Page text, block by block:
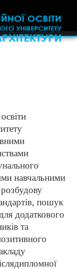
навчальними
пошук
додаткового
та